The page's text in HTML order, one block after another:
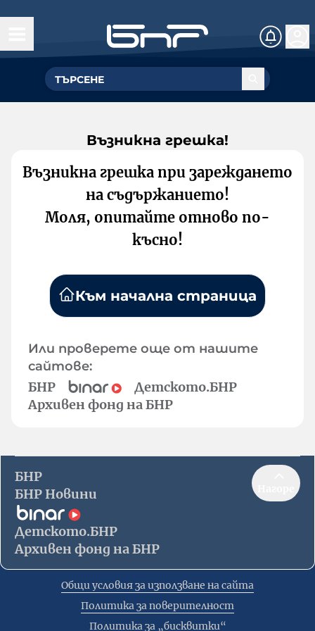
Възникна грешка!
Възникна грешка при зареждането
на съдържанието!
Моля, опитайте отново по-
късно!
Към начална страница
Или проверете още от нашите
сайтове:
БНР
Детското.БНР
Архивен фонд на БНР
БНР
БНР Новини
Детското.БНР
Архивен фонд на БНР
Общи условия за използване на сайта
Политика за поверителност
Политика за „бисквитки“